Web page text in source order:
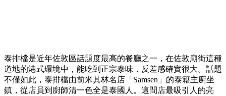
泰排檔是近年佐敦區話題度最高的餐廳之一，在佐敦廟街這種
道地的港式環境中，能吃到正宗泰味，反差感確實很大。話題
不僅如此，泰排檔由前米其林名店「Samsen」的泰籍主廚坐
鎮，從店員到廚師清一色全是泰國人。這間店最吸引人的亮